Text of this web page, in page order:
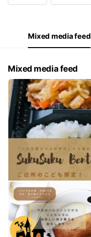
Mixed media feed
Mixed media feed